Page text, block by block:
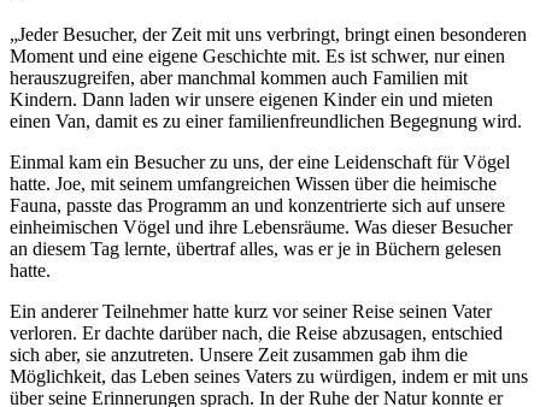
„Jeder Besucher, der Zeit mit uns verbringt, bringt einen besonderen
Moment und eine eigene Geschichte mit. Es ist schwer, nur einen
herauszugreifen, aber manchmal kommen auch Familien mit
Kindern. Dann laden wir unsere eigenen Kinder ein und mieten
einen Van, damit es zu einer familienfreundlichen Begegnung wird.
Einmal kam ein Besucher zu uns, der eine Leidenschaft für Vögel
hatte. Joe, mit seinem umfangreichen Wissen über die heimische
Fauna, passte das Programm an und konzentrierte sich auf unsere
einheimischen Vögel und ihre Lebensräume. Was dieser Besucher
an diesem Tag lernte, übertraf alles, was er je in Büchern gelesen
hatte.
Ein anderer Teilnehmer hatte kurz vor seiner Reise seinen Vater
verloren. Er dachte darüber nach, die Reise abzusagen, entschied
sich aber, sie anzutreten. Unsere Zeit zusammen gab ihm die
Möglichkeit, das Leben seines Vaters zu würdigen, indem er mit uns
über seine Erinnerungen sprach. In der Ruhe der Natur konnte er